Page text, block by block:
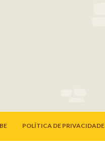
POLÍTICA DE PRIVACIDADE